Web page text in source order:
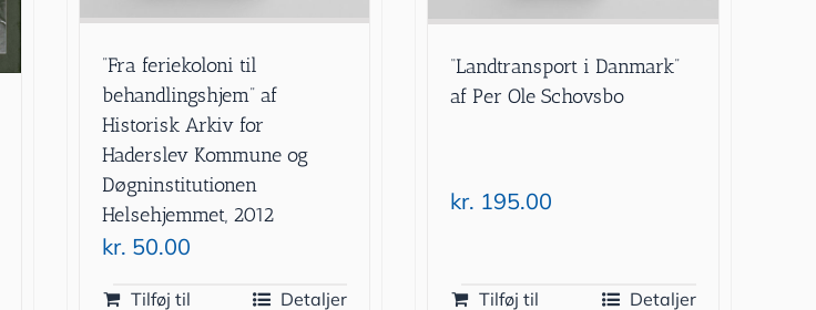
”Fra feriekoloni til
behandlingshjem” af
Historisk Arkiv for
Haderslev Kommune og
Døgninstitutionen
Helsehjemmet, 2012
kr. 50.00
Tilføj til
Detaljer
“Landtransport i Danmark”
af Per Ole Schovsbo
kr. 195.00
Tilføj til
Detaljer